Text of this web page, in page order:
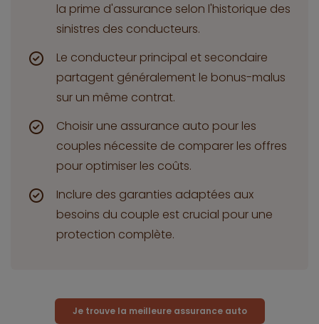
la prime d'assurance selon l'historique des
sinistres des conducteurs.
Le conducteur principal et secondaire
partagent généralement le bonus-malus
sur un même contrat.
Choisir une assurance auto pour les
couples nécessite de comparer les offres
pour optimiser les coûts.
Inclure des garanties adaptées aux
besoins du couple est crucial pour une
protection complète.
Je trouve la meilleure assurance auto